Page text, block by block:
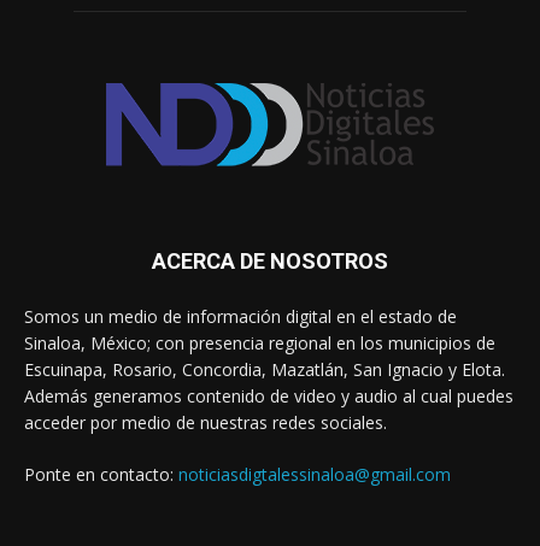
ACERCA DE NOSOTROS
Somos un medio de información digital en el estado de
Sinaloa, México; con presencia regional en los municipios de
Escuinapa, Rosario, Concordia, Mazatlán, San Ignacio y Elota.
Además generamos contenido de video y audio al cual puedes
acceder por medio de nuestras redes sociales.
Ponte en contacto: noticiasdigtalessinaloa@gmail.com